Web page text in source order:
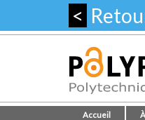
<
Accueil